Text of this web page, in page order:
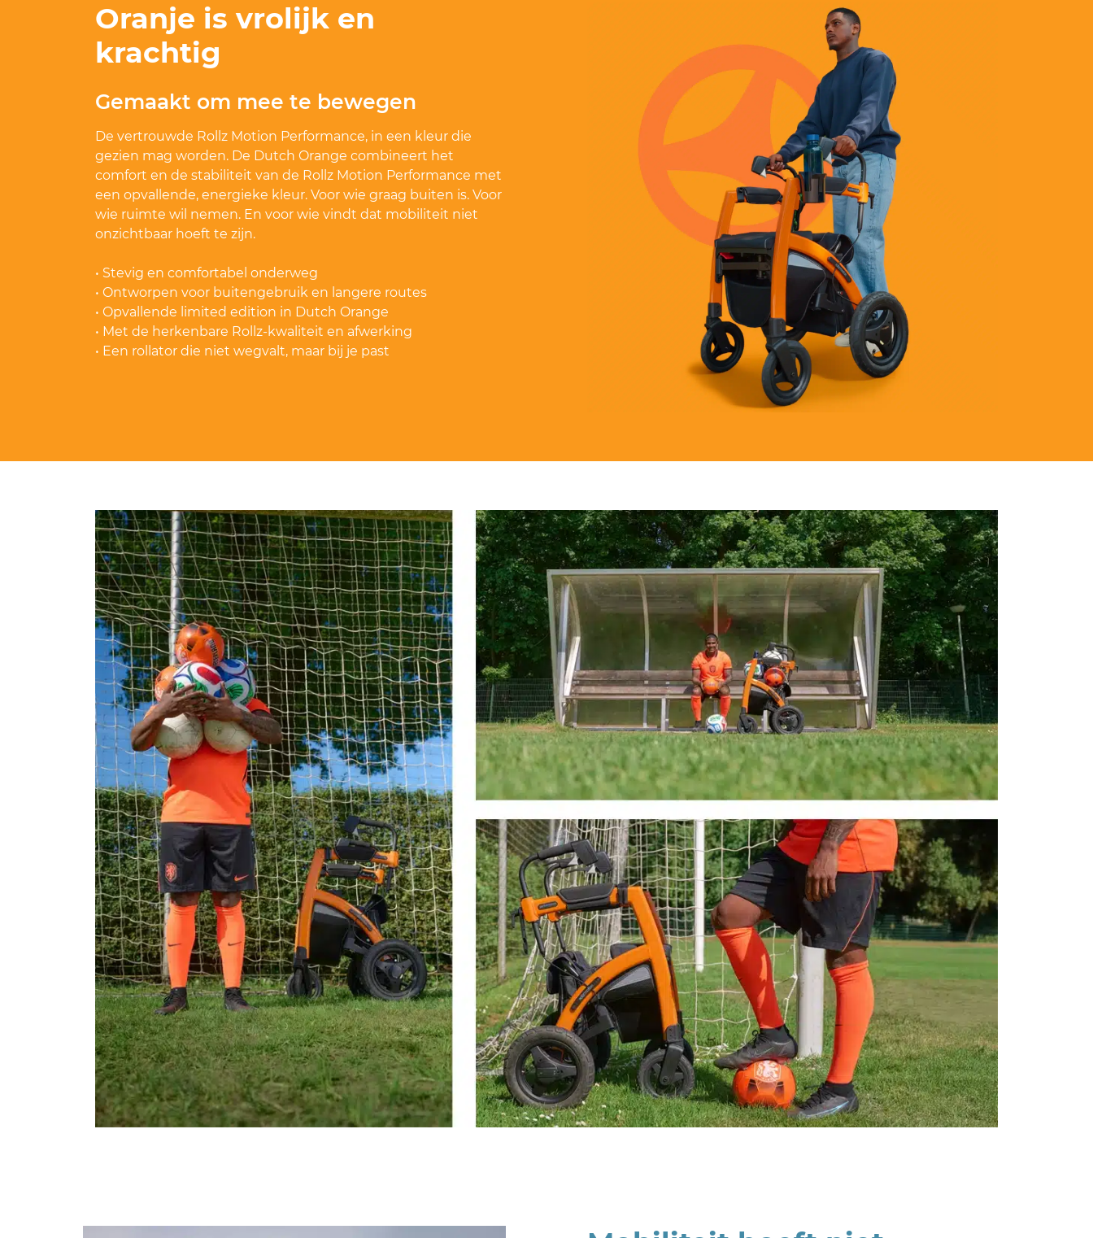
Oranje is vrolijk en
krachtig
Gemaakt om mee te bewegen
De vertrouwde Rollz Motion Performance, in een kleur die
gezien mag worden. De Dutch Orange combineert het
comfort en de stabiliteit van de Rollz Motion Performance met
een opvallende, energieke kleur. Voor wie graag buiten is. Voor
wie ruimte wil nemen. En voor wie vindt dat mobiliteit niet
onzichtbaar hoeft te zijn.
• Stevig en comfortabel onderweg
• Ontworpen voor buitengebruik en langere routes
• Opvallende limited edition in Dutch Orange
• Met de herkenbare Rollz-kwaliteit en afwerking
• Een rollator die niet wegvalt, maar bij je past